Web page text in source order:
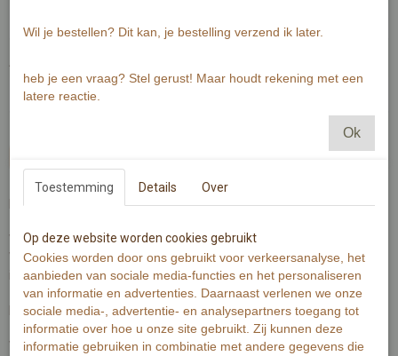
Een meisje op een ballon, een leuke kinderverjaardagskaart!
Wenskaart is gedrukt op 300 grams warmwit papier.
Wenskaart bevat rechte hoeken. Op de achterzijde is minimale
informatie van de kaart en een stukje ballon zichtbaar.
De Illustratie is gemaakt met aquarelverf en zwarte inkt.
Wenskaart bevat aan de voorzijde de tekst 'gefeliciteerd'.
Wil je bestellen? Dit kan, je bestelling verzend ik later.
heb je een vraag? Stel gerust! Maar houdt rekening met een
latere reactie.
Ok
Toestemming Details Over
Op deze website worden cookies gebruikt
Cookies worden door ons gebruikt voor verkeersanalyse, het
aanbieden van sociale media-functies en het personaliseren
van informatie en advertenties. Daarnaast verlenen we onze
sociale media-, advertentie- en analysepartners toegang tot
informatie over hoe u onze site gebruikt. Zij kunnen deze
informatie gebruiken in combinatie met andere gegevens die